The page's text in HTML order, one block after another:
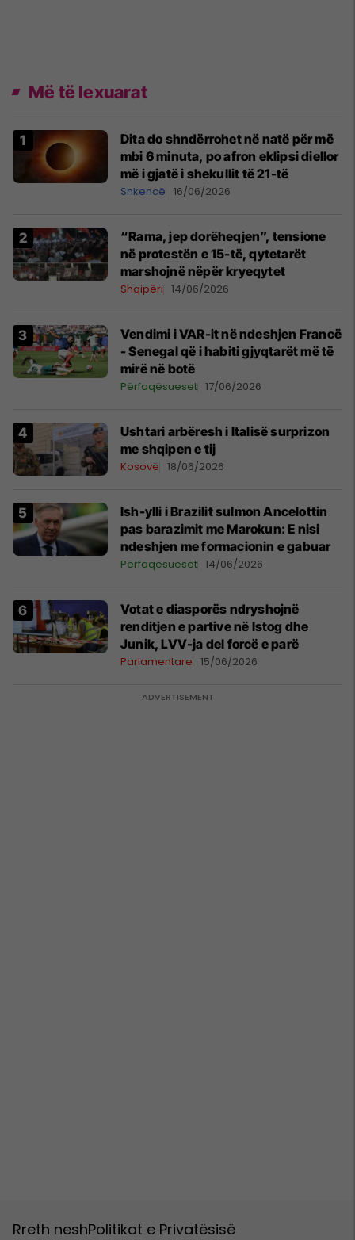
Më të lexuarat
Dita do shndërrohet në natë për më
mbi 6 minuta, po afron eklipsi diellor
më i gjatë i shekullit të 21-të
Shkencë 16/06/2026
“Rama, jep dorëheqjen”, tensione
në protestën e 15-të, qytetarët
marshojnë nëpër kryeqytet
Shqipëri 14/06/2026
Vendimi i VAR-it në ndeshjen Francë
- Senegal që i habiti gjyqtarët më të
mirë në botë
Përfaqësueset 17/06/2026
Ushtari arbëresh i Italisë surprizon
me shqipen e tij
Kosovë 18/06/2026
Ish-ylli i Brazilit sulmon Ancelottin
pas barazimit me Marokun: E nisi
ndeshjen me formacionin e gabuar
Përfaqësueset 14/06/2026
Votat e diasporës ndryshojnë
renditjen e partive në Istog dhe
Junik, LVV-ja del forcë e parë
Parlamentare 15/06/2026
Rreth neshPolitikat e Privatësisë